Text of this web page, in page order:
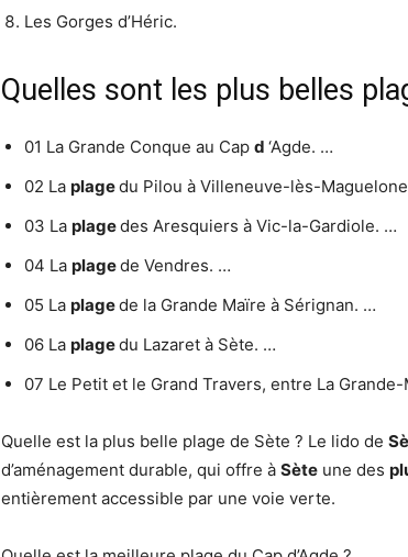
Les Gorges d’Héric.
Quelles sont les plus belles
01 La Grande Conque au Cap d ‘Agde. …
02 La plagedu Pilou à Villeneuve-lès-
03 La plagedes Aresquiers à Vic-la-Gardiole. …
04 La plagede Vendres. …
05 La plagede la Grande Maïre à Sérignan. …
06 La plagedu Lazaret à Sète. …
07 Le Petit et le Grand Travers, entre La
Quelle est la plus belle plage de Sète ? Le lido de
d’aménagement durable, qui offre à Sète une des
entièrement accessible par une voie verte.